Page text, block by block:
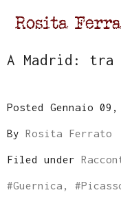
A Madrid: tra
Posted Gennaio 09,
By Rosita Ferrato
Filed under
#Guernica , #